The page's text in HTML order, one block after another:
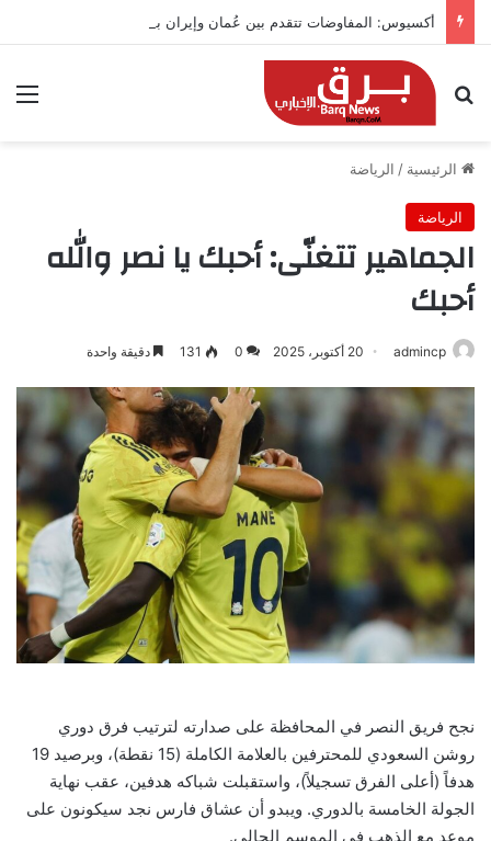
أكسيوس: المفاوضات تتقدم بين عُمان وإيران بشأن هرمز
بحث عن
الرئيسية / الرياضة
الرياضة
الجماهير تتغنّى: أحبك يا نصر والله
أحبك
admincp 20 أكتوبر، 2025 0
131 دقيقة واحدة
نجح فريق النصر في المحافظة على صدارته لترتيب فرق دوري
روشن السعودي للمحترفين بالعلامة الكاملة (15 نقطة)، وبرصيد 19
هدفاً (أعلى الفرق تسجيلاً)، واستقبلت شباكه هدفين، عقب نهاية
الجولة الخامسة بالدوري. ويبدو أن عشاق فارس نجد سيكونون على
موعد مع الذهب في الموسم الحالي.